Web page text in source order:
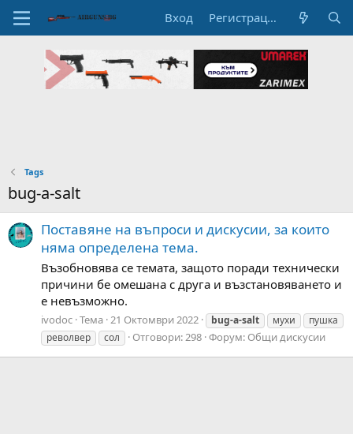
Вход Регистрация
Tags
bug-a-salt
Поставяне на въпроси и дискусии, за които
няма определена тема.
Възобновява се темата, защото поради технически
причини бе омешана с друга и възстановяването и
е невъзможно.
ivodoc Тема 21 Октомври 2022 bug-a-salt мухи
пушка
револвер
сол Отговори: 298 Форум: Общи дискусии